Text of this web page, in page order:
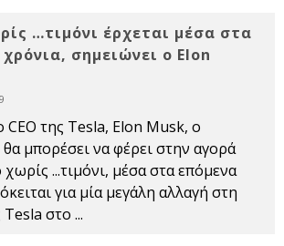
…τιμόνι έρχεται μέσα στα
σημειώνει ο Elon
της Tesla, Elon Musk, ο
μπορέσει να φέρει στην αγορά
...τιμόνι, μέσα στα επόμενα
για μία μεγάλη αλλαγή στη
Tesla στο ...